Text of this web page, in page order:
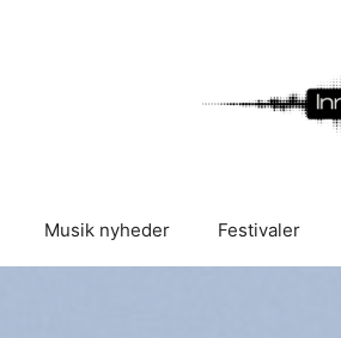
Musik nyheder Festivaler